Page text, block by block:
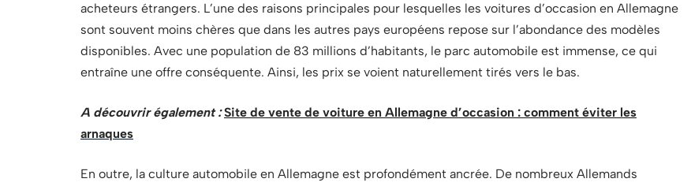
acheteurs étrangers. L’une des raisons principales pour lesquelles les voitures d’occasion en Allemagne
sont souvent moins chères que dans les autres pays européens repose sur l’abondance des modèles
disponibles. Avec une population de 83 millions d’habitants, le parc automobile est immense, ce qui
entraîne une offre conséquente. Ainsi, les prix se voient naturellement tirés vers le bas.
A découvrir également : Site de vente de voiture en Allemagne d’occasion : comment éviter les
arnaques
En outre, la culture automobile en Allemagne est profondément ancrée. De nombreux Allemands